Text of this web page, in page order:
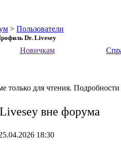
> Пользователи
Dr. Livesey
Новичкам
только для чтения.
18:30